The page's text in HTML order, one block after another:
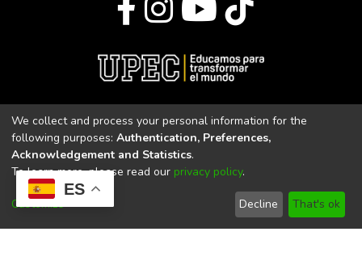
ES
Universidad Politécnica Estatal del Carchi
Universidad Politécnica Estatal del Carchi | Acreditada por el
CACES Resolución N°. 160-SE-33-CACES-2020
We collect and process your personal information for the
following purposes: Authentication, Preferences,
Acknowledgement and Statistics.
To learn more, please read our privacy policy.
Customize Decline That's ok